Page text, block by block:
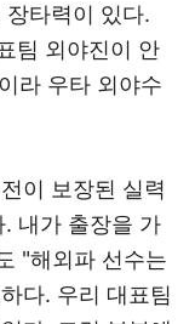
타력이 있다.
팀 외야진이 안
라 우타 외야수
이 보장된 실력
내가 출장을 가
"해외파 선수는
다. 우리 대표팀